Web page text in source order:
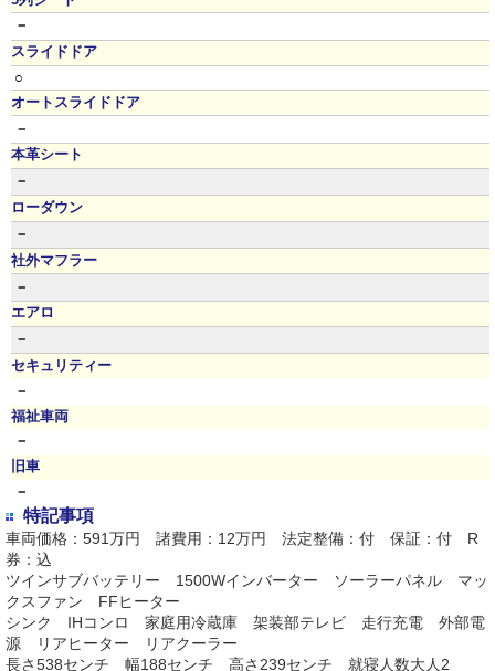
－
スライドドア
○
オートスライドドア
－
本革シート
－
ローダウン
－
社外マフラー
－
エアロ
－
セキュリティー
－
福祉車両
－
旧車
－
特記事項
車両価格：591万円 諸費用：12万円 法定整備：付 保証：付 R
券：込
ツインサブバッテリー 1500Wインバーター ソーラーパネル マッ
クスファン FFヒーター
シンク IHコンロ 家庭用冷蔵庫 架装部テレビ 走行充電 外部電
源 リアヒーター リアクーラー
長さ538センチ 幅188センチ 高さ239センチ 就寝人数大人2